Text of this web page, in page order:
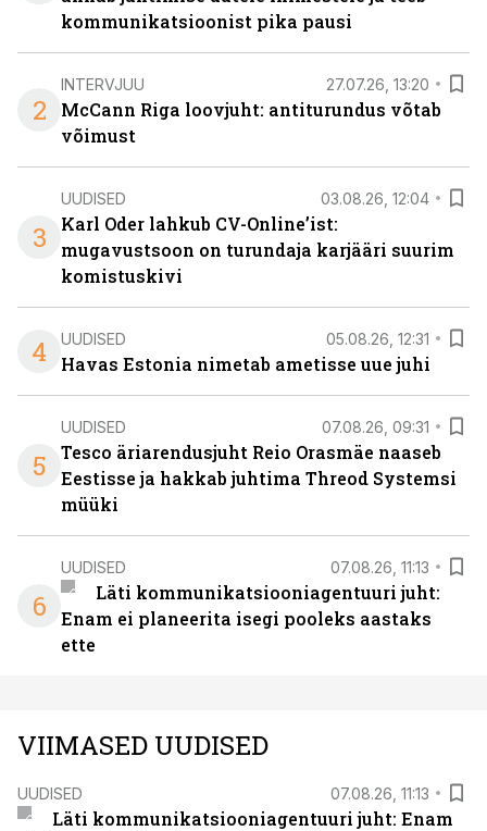
kommunikatsioonist pika pausi
2
INTERVJUU 27.07.26, 13:20
McCann Riga loovjuht: antiturundus võtab
võimust
3
UUDISED 03.08.26, 12:04
Karl Oder lahkub CV-Online’ist:
mugavustsoon on turundaja karjääri suurim
komistuskivi
4 UUDISED 05.08.26, 12:31
Havas Estonia nimetab ametisse uue juhi
5
UUDISED 07.08.26, 09:31
Tesco äriarendusjuht Reio Orasmäe naaseb
Eestisse ja hakkab juhtima Threod Systemsi
müüki
6
UUDISED 07.08.26, 11:13
Läti kommunikatsiooniagentuuri juht:
Enam ei planeerita isegi pooleks aastaks
ette
VIIMASED UUDISED
UUDISED 07.08.26, 11:13
Läti kommunikatsiooniagentuuri juht: Enam